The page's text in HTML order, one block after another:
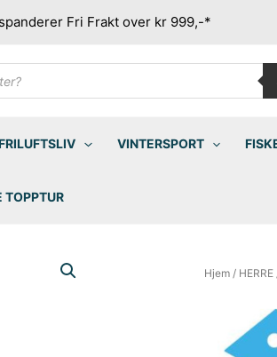
Fri Frakt over kr 999,-*
VINTERSPORT
TOPPTUR
Hjem/ HERRE